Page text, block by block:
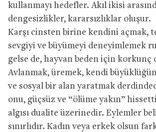
kullanmayı hedefler. Akıl ikisi
dengesizlikler, kararsızlıklar oluşur.
Karşı cinsten birine kendini açmak,
sevgiyi ve büyümeyi deneyimlemek
gelse de, hayvan beden için korkunç
Avlanmak, üremek, kendi
ve sosyal bir alan yaratmak
onu, güçsüz ve “ölüme yakın”
algısı dualite üzerinedir. Eylemler
sınırlıdır. Kadın veya erkek olsun